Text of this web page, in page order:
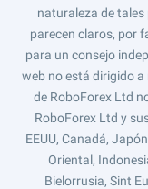
naturaleza de
parecen claros, por
para un consejo
web no está dirigido a
de RoboForex Ltd
RoboForex Ltd y
EEUU, Canadá,
Oriental,
Bielorrusia, Sint